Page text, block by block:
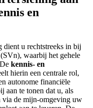
en
dient u rechtstreeks in bij
waarbij het gehele
kennis- en
hierin een centrale rol,
autonome financiële
aan te tonen dat u, als
via de mijn-omgeving uw